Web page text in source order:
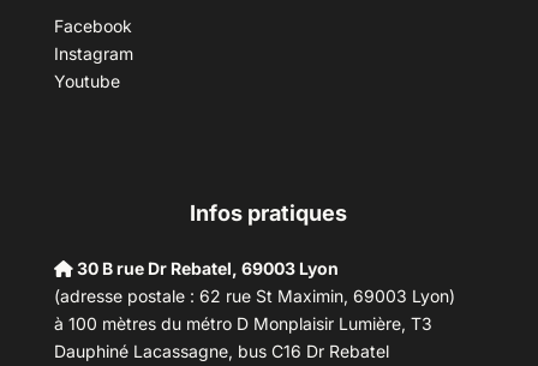
Facebook
Instagram
Youtube
Infos pratiques
30 B rue Dr Rebatel, 69003 Lyon
(adresse postale : 62 rue St Maximin, 69003 Lyon)
à 100 mètres du métro D Monplaisir Lumière, T3
Dauphiné Lacassagne, bus C16 Dr Rebatel